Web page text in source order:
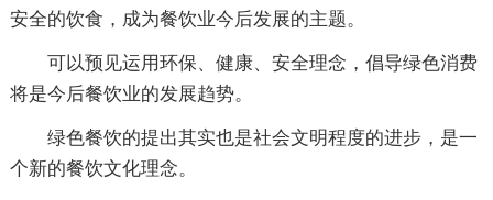
安全的饮食，成为餐饮业今后发展的主题。
可以预见运用环保、健康、安全理念，倡导绿色消费
将是今后餐饮业的发展趋势。
绿色餐饮的提出其实也是社会文明程度的进步，是一
个新的餐饮文化理念。